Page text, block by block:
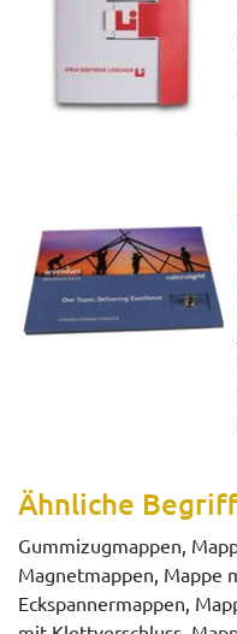
Ähnliche
Gummizugmappen,
Magnetmappen, Mappe
Eckspannermappen,